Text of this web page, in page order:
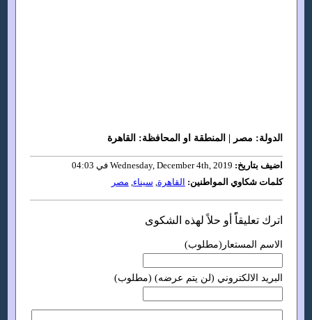
الدولة: مصر | المنطقة او المحافظة: القاهرة
اضيف بتاريخ:
كلمات شكاوي المواطنين: القاهرة, سيناء, مصر
اترك تعليقاًً أو حلاً لهذه الشكوى
الاسم المستعار(مطلوب)
البريد الالكتروني (لن يتم عرضه) (مطلوب)